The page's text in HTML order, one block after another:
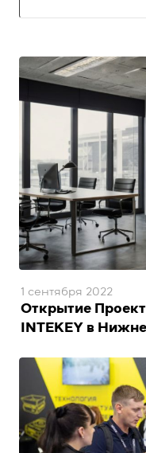
Открытие
INTEKEY в
1 сентября 2022